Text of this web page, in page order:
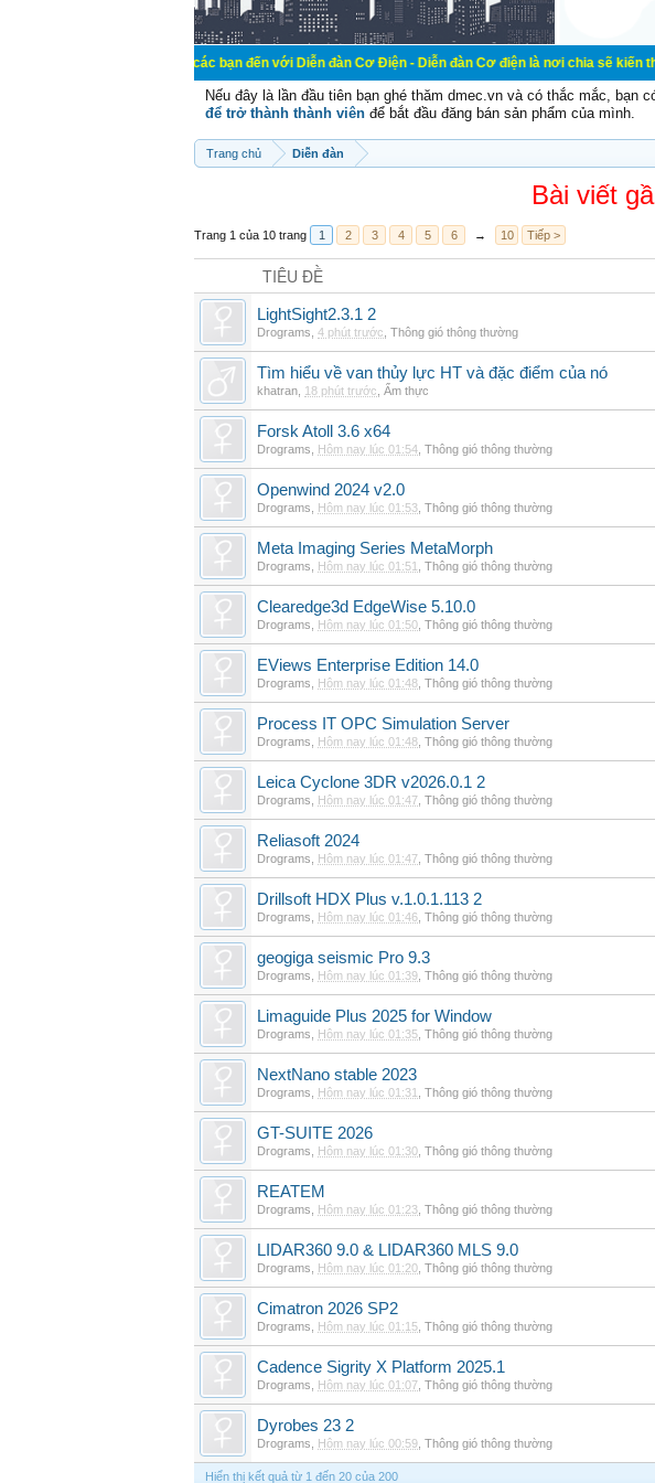
Chào mừng các bạn đến với Diễn đàn Cơ Điện - Diễn đàn Cơ điện là nơi chia sẽ kiến thức kinh
Nếu đây là lần đầu tiên bạn ghé thăm dmec.vn và có thắc mắc, bạn
để trở thành thành viên để bắt đầu đăng bán sản phẩm của mình.
Trang chủ Diễn đàn
Bài viết
Trang 1 của 10 trang 1 2 3 4 5 6 → 10 Tiếp >
TIÊU ĐỀ
LightSight2.3.1 2
Drograms 4 phút trước Thông gió thông thường
Tìm hiểu về van thủy lực HT và đặc điểm của nó
khatran 18 phút trước Ẩm thực
Forsk Atoll 3.6 x64
Drograms Hôm nay lúc 01:54 Thông gió thông thường
Openwind 2024 v2.0
Drograms Hôm nay lúc 01:53 Thông gió thông thường
Meta Imaging Series MetaMorph
Drograms Hôm nay lúc 01:51 Thông gió thông thường
Clearedge3d EdgeWise 5.10.0
Drograms Hôm nay lúc 01:50 Thông gió thông thường
EViews Enterprise Edition 14.0
Drograms Hôm nay lúc 01:48 Thông gió thông thường
Process IT OPC Simulation Server
Drograms Hôm nay lúc 01:48 Thông gió thông thường
Leica Cyclone 3DR v2026.0.1 2
Drograms Hôm nay lúc 01:47 Thông gió thông thường
Reliasoft 2024
Drograms Hôm nay lúc 01:47 Thông gió thông thường
Drillsoft HDX Plus v.1.0.1.113 2
Drograms Hôm nay lúc 01:46 Thông gió thông thường
geogiga seismic Pro 9.3
Drograms Hôm nay lúc 01:39 Thông gió thông thường
Limaguide Plus 2025 for Window
Drograms Hôm nay lúc 01:35 Thông gió thông thường
NextNano stable 2023
Drograms Hôm nay lúc 01:31 Thông gió thông thường
GT-SUITE 2026
Drograms Hôm nay lúc 01:30 Thông gió thông thường
REATEM
Drograms Hôm nay lúc 01:23 Thông gió thông thường
LIDAR360 9.0 & LIDAR360 MLS 9.0
Drograms Hôm nay lúc 01:20 Thông gió thông thường
Cimatron 2026 SP2
Drograms Hôm nay lúc 01:15 Thông gió thông thường
Cadence Sigrity X Platform 2025.1
Drograms Hôm nay lúc 01:07 Thông gió thông thường
Dyrobes 23 2
Drograms Hôm nay lúc 00:59 Thông gió thông thường
Hiển thị kết quả từ 1 đến 20 của 200